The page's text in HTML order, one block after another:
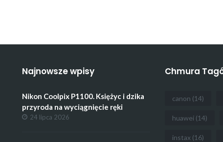
Najnowsze wpisy
Nikon Coolpix P1100. Księżyc i dzika
przyroda na wyciągnięcie ręki
24 lipca 2026
Chmura
canon (14)
huawei (14)
instax (16)